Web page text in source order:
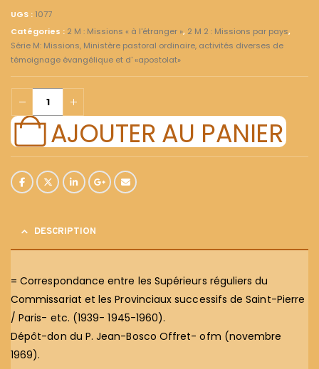
UGS : 1077
Catégories : 2 M : Missions « à l'étranger », 2 M 2 : Missions par pays,
Série M: Missions, Ministère pastoral ordinaire, activités diverses de
témoignage évangélique et d' «apostolat»
AJOUTER AU PANIER
DESCRIPTION
= Correspondance entre les Supérieurs réguliers du
Commissariat et les Provinciaux successifs de Saint-Pierre
/ Paris- etc. (1939- 1945-1960).
Dépôt-don du P. Jean-Bosco Offret- ofm (novembre
1969).